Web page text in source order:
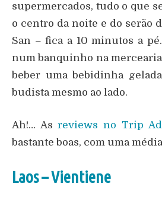
supermercados, tudo o que
o centro da noite e do serão
San – fica a 10 minutos a
num banquinho na
beber uma bebidinha
budista mesmo ao lado.
Ah!… Asreviews no Trip
bastante boas, com uma
Laos – Vientiene